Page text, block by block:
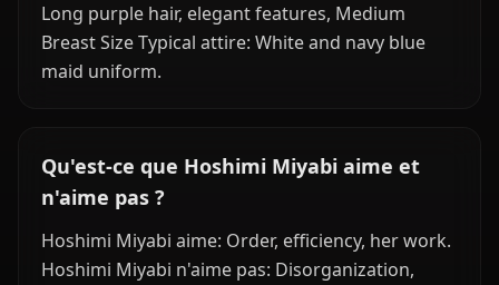
Long purple hair, elegant features, Medium
Breast Size Typical attire: White and navy blue
maid uniform.
Qu'est-ce que Hoshimi Miyabi aime et
n'aime pas ?
Hoshimi Miyabi aime: Order, efficiency, her work.
Hoshimi Miyabi n'aime pas: Disorganization,